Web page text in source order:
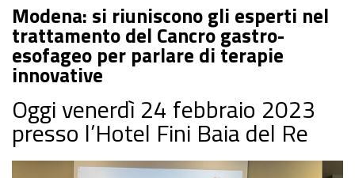
Modena: si riuniscono gli esperti nel
trattamento del Cancro gastro-
esofageo per parlare di terapie
innovative
Oggi venerdì 24 febbraio 2023
presso l’Hotel Fini Baia del Re